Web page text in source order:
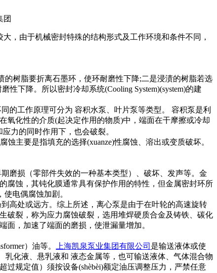
由于机械密封特殊的结构形式及工作环境和条件不同，
树脂要折离石墨环，使环耐磨性下降;二是浸渍的树脂若选
下降。所以密封冷却系统(Cooling System)(system)的建
的工作原理可分为 容积水泵、叶片泵等类型。 容积泵是利
氧化性的介质(起决定作用的物质)中，端面在干摩擦或冷却
力的同时作用下，也会破裂。
主要是指填充的选择(xuanze)性腐蚀、溶出或变质破坏。
损（零部件失效的一种基本类型）、破坏、发声等。金
腐蚀，其钝化膜通常具有保护作用的特性，但金属密封环所
电偶腐蚀加剧。
高处或远方。综上所述，离心泵是由于在叶轮的高速旋转
破裂，称为应力腐蚀破裂，选用堆焊硬质合金及铸铁、碳化
，加速了端面的磨损，使泄漏量增加。
）油等。
上海凯泉泵业集团有限公司 是输送液体或使
化液、悬乳液和 液态金属等，也可输送液体、气体混合物
规定值）须按设备(shèbèi)额定油压调整压力，严禁任意